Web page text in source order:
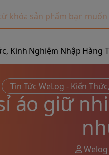
Kinh Nghiệm Nhập Hàng
Tin Tức WeLog - Kiến
áo giữ
Welog